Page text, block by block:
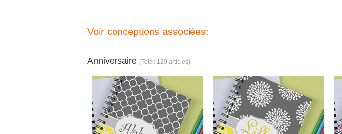
Voir conceptions associées:
Anniversaire (Total: 129 articles)